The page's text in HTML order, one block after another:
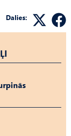
Dalies: